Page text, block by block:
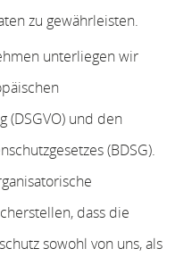
zu gewährleisten.
unterliegen wir
(DSGVO) und den
(BDSG).
dass die
sowohl von uns, als